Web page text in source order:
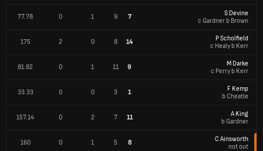
S Devine
c Gardner b Brown
7
9
1
0
77.78
P Scholfield
c Healy b Kerr
14
8
0
2
175
M Darke
c Perry b Kerr
9
11
1
0
81.82
F Kemp
b Cheatle
1
3
0
0
33.33
A King
b Gardner
11
7
2
0
157.14
C Ainsworth
not out
8
5
1
0
160